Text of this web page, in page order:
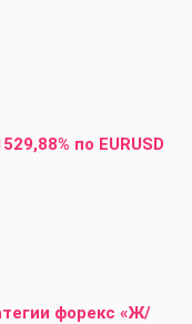
по EURUSD
форекс «Ж/